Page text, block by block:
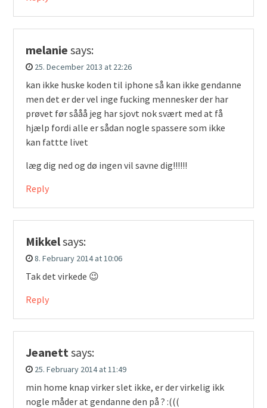
melanie says:
25. December 2013 at 22:26
kan ikke huske koden til iphone så kan ikke gendanne
men det er der vel inge fucking mennesker der har
prøvet før sååå jeg har sjovt nok svært med at få
hjælp fordi alle er sådan nogle spassere som ikke
kan fattte livet
læg dig ned og dø ingen vil savne dig!!!!!!
Reply
Mikkelsays:
8. February 2014 at 10:06
Tak det virkede 😉
Reply
Jeanettsays:
25. February 2014 at 11:49
min home knap virker slet ikke, er der virkelig ikk
nogle måder at gendanne den på ? :(((